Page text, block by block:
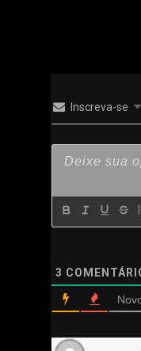
Inscreva-se
3